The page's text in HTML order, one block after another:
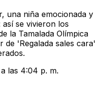
una niña emocionada y
se vivieron los
la Tamalada Olímpica
de 'Regalada sales cara'
las 4:04 p. m.